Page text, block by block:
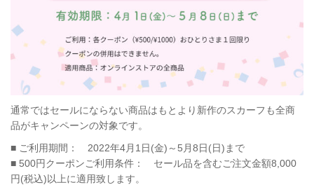
通常ではセールにならない商品はもとより新作のスカーフも全商
品がキャンペーンの対象です。
■ ご利用期間： 2022年4月1日(金)～5月8日(日)まで
■ 500円クーポンご利用条件： セール品を含むご注文金額8,000
円(税込)以上に適用致します。